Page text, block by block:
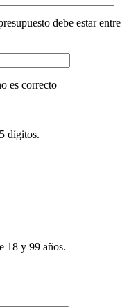
debe estar entre
es correcto
dígitos.
18 y 99 años.